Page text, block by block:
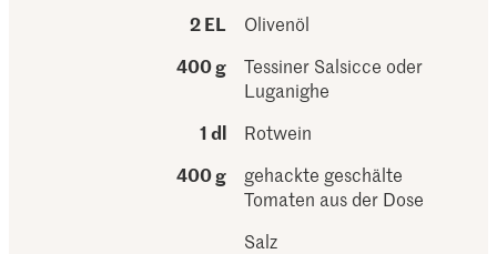
2 EL
Olivenöl
400 g
Tessiner Salsicce oder
Luganighe
1 dl
Rotwein
400 g
gehackte geschälte
Tomaten aus der Dose
Salz